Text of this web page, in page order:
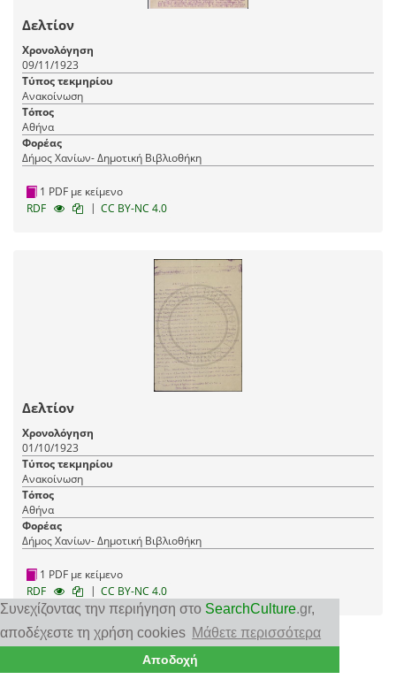
Συνεχίζοντας την περιήγηση στο SearchCulture.gr,
αποδέχεστε τη χρήση cookies Μάθετε περισσότερα
Αποδοχή
Δελτίον
Χρονολόγηση
09/11/1923
Τύπος τεκμηρίου
Ανακοίνωση
Τόπος
Αθήνα
Φορέας
Δήμος Χανίων- Δημοτική Βιβλιοθήκη
1 PDF με κείμενο
RDF
| CC BY-NC 4.0
Δελτίον
Χρονολόγηση
01/10/1923
Τύπος τεκμηρίου
Ανακοίνωση
Τόπος
Αθήνα
Φορέας
Δήμος Χανίων- Δημοτική Βιβλιοθήκη
1 PDF με κείμενο
RDF
| CC BY-NC 4.0
▷ ▷▷